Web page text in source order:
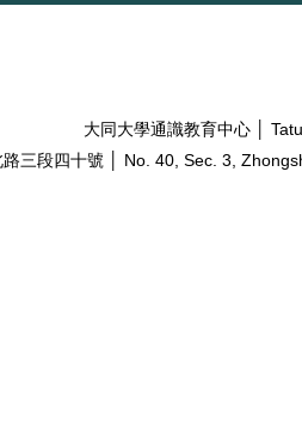
大同大學通識教育中心 │
三段四十號 │ No. 40, Sec. 3,